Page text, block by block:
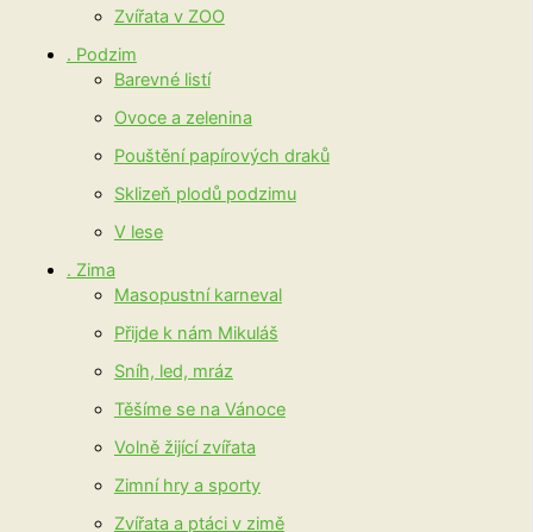
Zvířata v ZOO
. Podzim
Barevné listí
Ovoce a zelenina
Pouštění papírových draků
Sklizeň plodů podzimu
V lese
. Zima
Masopustní karneval
Přijde k nám Mikuláš
Sníh, led, mráz
Těšíme se na Vánoce
Volně žijící zvířata
Zimní hry a sporty
Zvířata a ptáci v zimě